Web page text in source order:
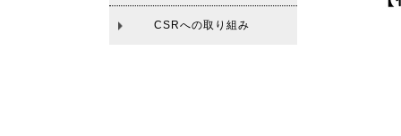
CSRへの取り組み